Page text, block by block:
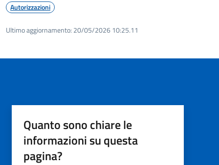
Autorizzazioni
Ultimo aggiornamento: 20/05/2026 10:25.11
Quanto sono chiare le
informazioni su questa
pagina?